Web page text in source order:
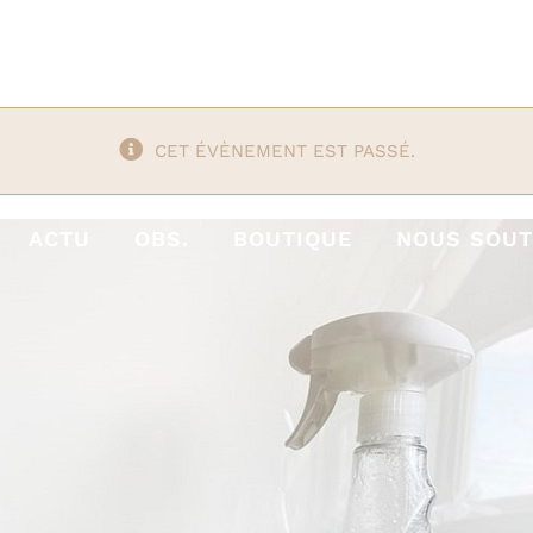
BOUTIQUE NOUS
CET ÉVÈNEMENT EST PASSÉ.